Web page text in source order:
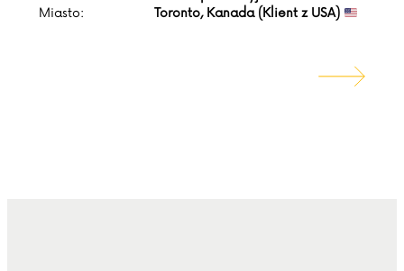
Miasto:
Toronto, Kanada (Klient z USA)